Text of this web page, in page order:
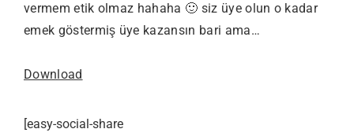
vermem etik olmaz hahaha 🙂 siz üye olun o kadar
emek göstermiş üye kazansın bari ama…
Download
[easy-social-share